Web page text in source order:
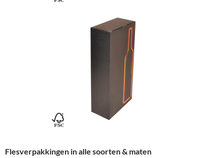
Flesverpakkingen in alle soorten & maten